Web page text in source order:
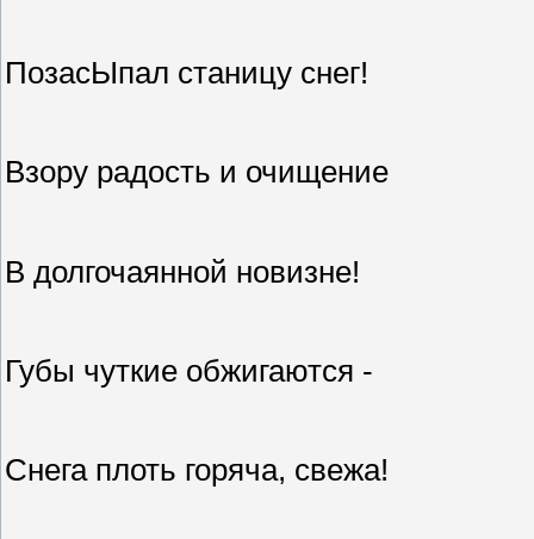
ПозасЫпал станицу снег!
Взору радость и очищение
В долгочаянной новизне!
Губы чуткие обжигаются -
Снега плоть горяча, свежа!